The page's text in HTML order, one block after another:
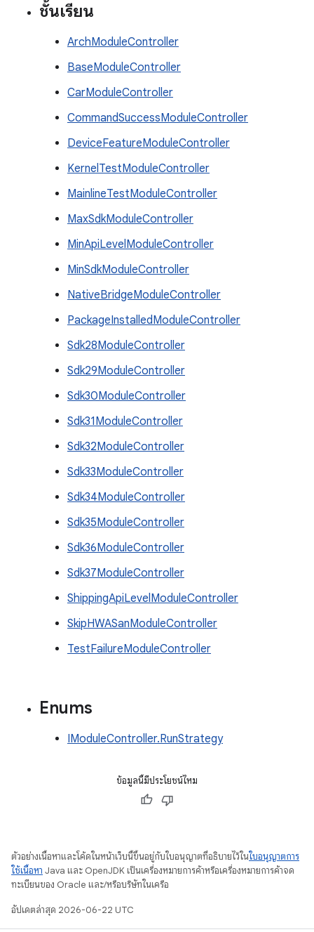
ชั้นเรียน
ArchModuleController
BaseModuleController
CarModuleController
CommandSuccessModuleController
DeviceFeatureModuleController
KernelTestModuleController
MainlineTestModuleController
MaxSdkModuleController
MinApiLevelModuleController
MinSdkModuleController
NativeBridgeModuleController
PackageInstalledModuleController
Sdk28ModuleController
Sdk29ModuleController
Sdk30ModuleController
Sdk31ModuleController
Sdk32ModuleController
Sdk33ModuleController
Sdk34ModuleController
Sdk35ModuleController
Sdk36ModuleController
Sdk37ModuleController
ShippingApiLevelModuleController
SkipHWASanModuleController
TestFailureModuleController
Enums
IModuleController.RunStrategy
ข้อมูลนี้มีประโยชน์ไหม
ตัวอย่างเนื้อหาและโค้ดในหน้าเว็บนี้ขึ้นอยู่กับใบอนุญาตที่อธิบายไว้ในใบอนุญาตการ
ใช้เนื้อหา Java และ OpenJDK เป็นเครื่องหมายการค้าหรือเครื่องหมายการค้าจด
ทะเบียนของ Oracle และ/หรือบริษัทในเครือ
อัปเดตล่าสุด 2026-06-22 UTC